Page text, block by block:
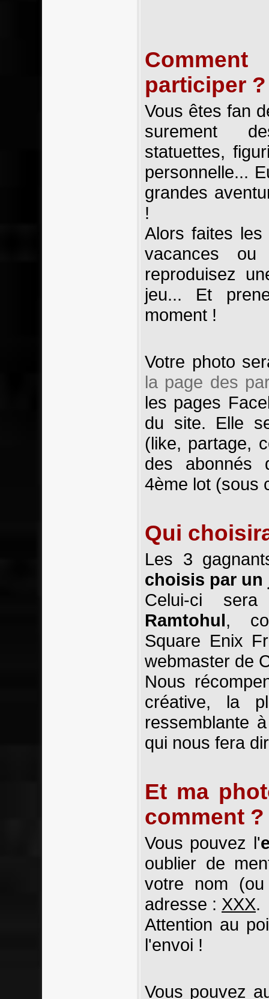
participer ?
Vous êtes fan
surement
statuettes,
personnelle...
grandes
!
Alors faites
vacances
reproduisez
jeu... Et
moment !
Votre photo
la page des
les pages
du site. Elle
(like, partage,
des abonnés
4ème lot (sous
Qui
Les 3
choisis par un
Celui-ci
Ramtohul,
Square Enix
webmaster de
Nous
créative, la
ressemblante
qui nous fera
Et ma
comment ?
Vous pouvez l'
oublier de
votre nom
adresse : XXX.
Attention au
l'envoi !
Vous pouvez